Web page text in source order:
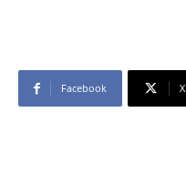
Facebook X